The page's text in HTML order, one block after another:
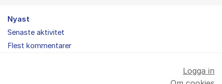
Nyast
Senaste aktivitet
Flest kommentarer
Logga in